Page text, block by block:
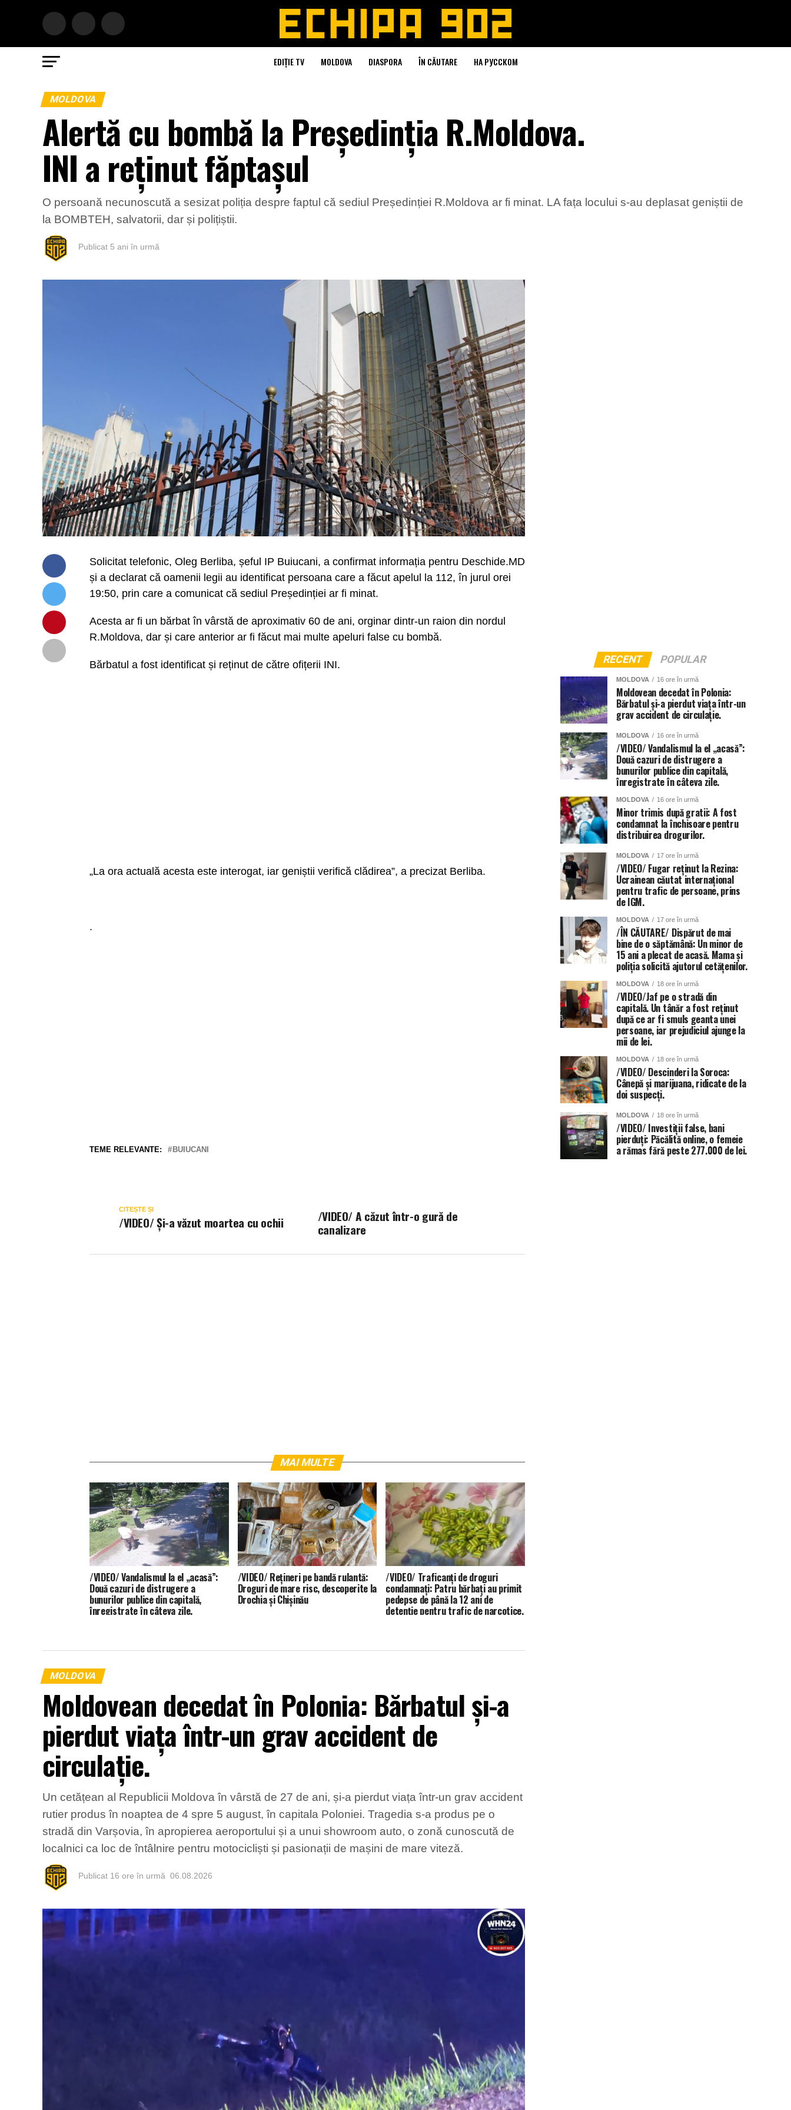
EDIȚIE TV MOLDOVA DIASPORA ÎN CĂUTARE НА РУССКОМ
MOLDOVA
Alertă cu bombă la Președinția R.Moldova.
INI a reținut făptașul
O persoană necunoscută a sesizat poliția despre faptul că sediul Președinției R.Moldova ar fi minat. LA fața locului s-au deplasat geniștii de
la BOMBTEH, salvatorii, dar și polițiștii.
Publicat 5 ani în urmă
Solicitat telefonic, Oleg Berliba, șeful IP Buiucani, a confirmat informația pentru Deschide.MD
și a declarat că oamenii legii au identificat persoana care a făcut apelul la 112, în jurul orei
19:50, prin care a comunicat că sediul Președinției ar fi minat.
Acesta ar fi un bărbat în vârstă de aproximativ 60 de ani, orginar dintr-un raion din nordul
R.Moldova, dar și care anterior ar fi făcut mai multe apeluri false cu bombă.
Bărbatul a fost identificat și reținut de către ofițerii INI.
„La ora actuală acesta este interogat, iar geniștii verifică clădirea”, a precizat Berliba.
.
TEME RELEVANTE: BUIUCANI
/VIDEO/ A căzut într-o gură de
canalizare
CITEȘTE ȘI
/VIDEO/ Și-a văzut moartea cu ochii
MAI MULTE
/VIDEO/ Vandalismul la el „acasă”:
Două cazuri de distrugere a
bunurilor publice din capitală,
înregistrate în câteva zile.
/VIDEO/ Rețineri pe bandă rulantă:
Droguri de mare risc, descoperite la
Drochia și Chișinău
/VIDEO/ Traficanți de droguri
condamnați: Patru bărbați au primit
pedepse de până la 12 ani de
detenție pentru trafic de narcotice.
MOLDOVA
Moldovean decedat în Polonia: Bărbatul și-a
pierdut viața într-un grav accident de
circulație.
Un cetățean al Republicii Moldova în vârstă de 27 de ani, și-a pierdut viața într-un grav accident
rutier produs în noaptea de 4 spre 5 august, în capitala Poloniei. Tragedia s-a produs pe o
stradă din Varșovia, în apropierea aeroportului și a unui showroom auto, o zonă cunoscută de
localnici ca loc de întâlnire pentru motocicliști și pasionații de mașini de mare viteză.
Publicat 16 ore în urmă 06.08.2026
RECENT POPULAR
MOLDOVA 16 ore în urmă
Moldovean decedat în Polonia:
Bărbatul și-a pierdut viața într-un
grav accident de circulație.
MOLDOVA 16 ore în urmă
/VIDEO/ Vandalismul la el „acasă”:
Două cazuri de distrugere a
bunurilor publice din capitală,
înregistrate în câteva zile.
MOLDOVA 16 ore în urmă
Minor trimis după gratii: A fost
condamnat la închisoare pentru
distribuirea drogurilor.
MOLDOVA 17 ore în urmă
/VIDEO/ Fugar reținut la Rezina:
Ucrainean căutat internațional
pentru trafic de persoane, prins
de IGM.
MOLDOVA 17 ore în urmă
/ÎN CĂUTARE/ Dispărut de mai
bine de o săptămână: Un minor de
15 ani a plecat de acasă. Mama și
poliția solicită ajutorul cetățenilor.
MOLDOVA 18 ore în urmă
/VIDEO/Jaf pe o stradă din
capitală. Un tânăr a fost reținut
după ce ar fi smuls geanta unei
persoane, iar prejudiciul ajunge la
mii de lei.
MOLDOVA 18 ore în urmă
/VIDEO/ Descinderi la Soroca:
Cânepă și marijuana, ridicate de la
doi suspecți.
MOLDOVA 18 ore în urmă
/VIDEO/ Investiții false, bani
pierduți: Păcălită online, o femeie
a rămas fără peste 277.000 de lei.